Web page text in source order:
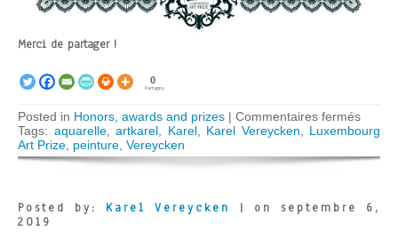
Merci de partager !
0
Partages
Posted in Honors, awards and prizes | Commentaires ferméssur
Karel
Art
Prize
Tags: aquarelle, artkarel, Karel, Karel Vereycken, Luxembourg
Art Prize, peinture, Vereycken
Posted by: Karel Vereycken
| on septembre 6,
2019